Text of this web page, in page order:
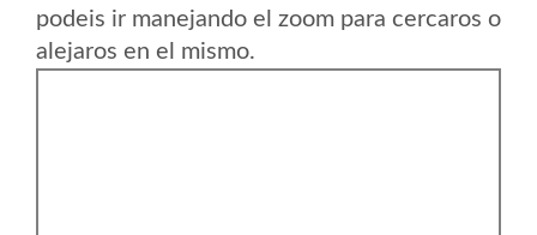
podeis ir manejando el zoom para cercaros o
alejaros en el mismo.